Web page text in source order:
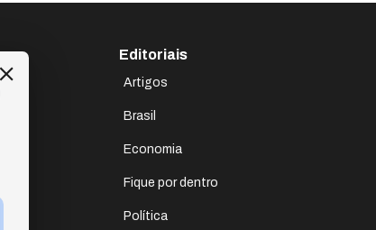
Editoriais
Artigos
Brasil
Economia
Fique por dentro
Política